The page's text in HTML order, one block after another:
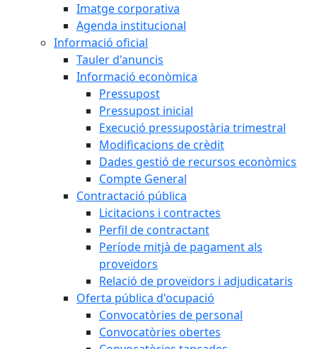
Imatge corporativa
Agenda institucional
Informació oficial
Tauler d'anuncis
Informació econòmica
Pressupost
Pressupost inicial
Execució pressupostària trimestral
Modificacions de crèdit
Dades gestió de recursos econòmics
Compte General
Contractació pública
Licitacions i contractes
Perfil de contractant
Període mitjà de pagament als
proveïdors
Relació de proveïdors i adjudicataris
Oferta pública d'ocupació
Convocatòries de personal
Convocatòries obertes